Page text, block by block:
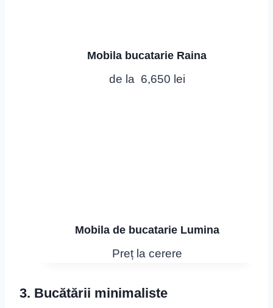
l
e
Mobila bucatarie Raina
de la 6,650 lei
Mobila de bucatarie Lumina
Preț la cerere
3. Bucătării minimaliste